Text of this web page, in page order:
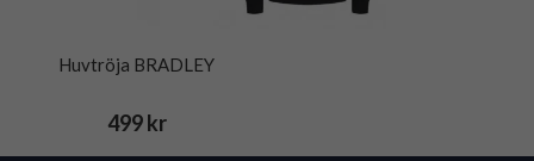
Huvtröja BRADLEY
499 kr